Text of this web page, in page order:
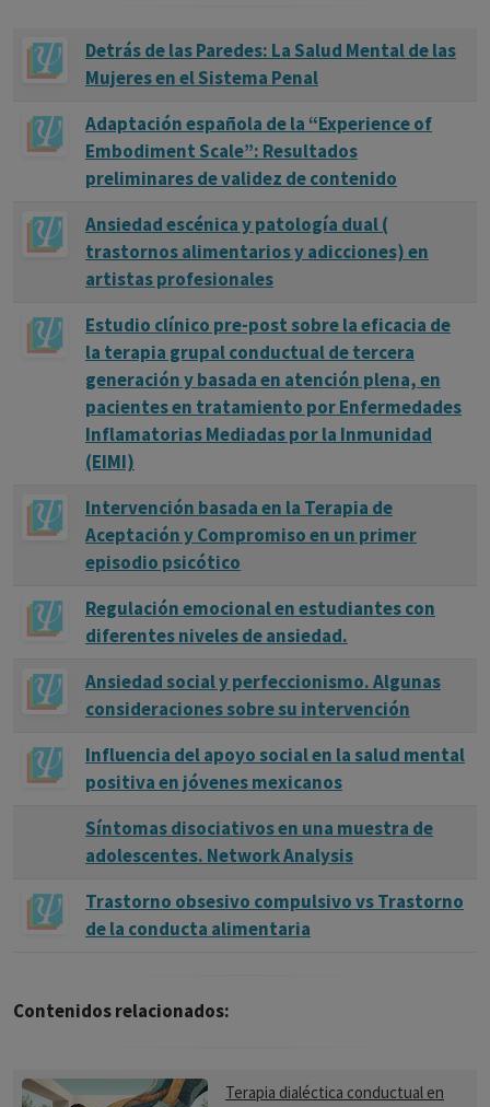
Detrás de las Paredes: La Salud Mental de las
Mujeres en el Sistema Penal
Adaptación española de la “Experience of
Embodiment Scale”: Resultados
preliminares de validez de contenido
Ansiedad escénica y patología dual (
trastornos alimentarios y adicciones) en
artistas profesionales
Estudio clínico pre-post sobre la eficacia de
la terapia grupal conductual de tercera
generación y basada en atención plena, en
pacientes en tratamiento por Enfermedades
Inflamatorias Mediadas por la Inmunidad
(EIMI)
Intervención basada en la Terapia de
Aceptación y Compromiso en un primer
episodio psicótico
Regulación emocional en estudiantes con
diferentes niveles de ansiedad.
Ansiedad social y perfeccionismo. Algunas
consideraciones sobre su intervención
Influencia del apoyo social en la salud mental
positiva en jóvenes mexicanos
Síntomas disociativos en una muestra de
adolescentes. Network Analysis
Trastorno obsesivo compulsivo vs Trastorno
de la conducta alimentaria
Contenidos relacionados:
Terapia dialéctica conductual en